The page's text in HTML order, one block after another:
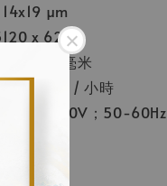
µm
x 6230
0.3 毫米
: 450層 / 小時
AC100-240V；50-60Hz
大240W
公斤